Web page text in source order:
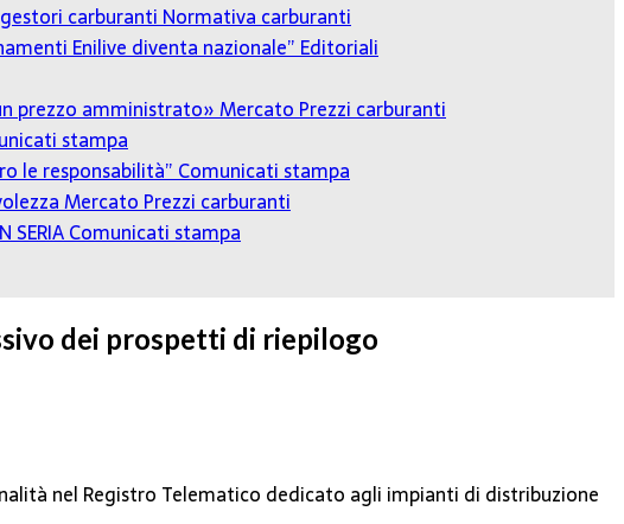
gestori carburanti Normativa carburanti
Enilive diventa nazionale” Editoriali
prezzo amministrato»Mercato Prezzi carburanti
stampa
le responsabilità” Comunicati stampa
Mercato Prezzi carburanti
SERIAComunicati stampa
dei prospetti di riepilogo
nel Registro Telematico dedicato agli impianti di distribuzione